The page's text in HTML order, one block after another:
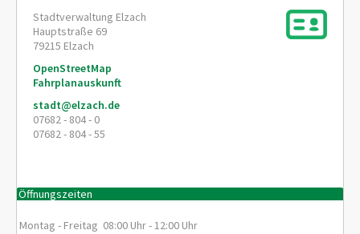
Stadtverwaltung Elzach
Hauptstraße 69
79215 Elzach
OpenStreetMap
Fahrplanauskunft
stadt@elzach.de
07682 - 804 - 0
07682 - 804 - 55
Öffnungszeiten
Montag - Freitag 08:00 Uhr - 12:00 Uhr